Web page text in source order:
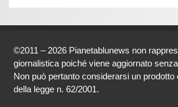
©2011 – 2026 Pianetablunews non
giornalistica poiché viene aggiornato
Non può pertanto considerarsi un prodotto
della legge n. 62/2001.